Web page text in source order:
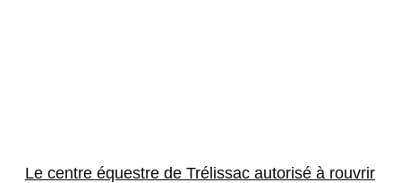
Le centre équestre de Trélissac autorisé à rouvrir